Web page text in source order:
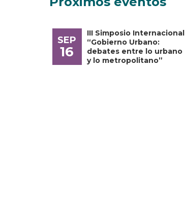
SEP
16
III Simposio Internacional
“Gobierno Urbano:
debates entre lo urbano
y lo metropolitano”